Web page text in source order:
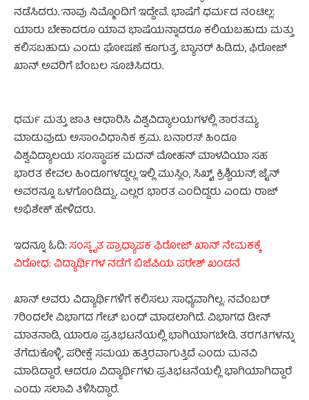
ನಡೆಸಿದರು. ’ನಾವು ನಿಮ್ಮೊಂದಿಗೆ ಇದ್ದೇವೆ. ಭಾಷೆಗೆ ಧರ್ಮದ ನಂಟಿಲ್ಲ’.
ಯಾರು ಬೇಕಾದರೂ ಯಾವ ಭಾಷೆಯನ್ನಾದರೂ ಕಲಿಯಬಹುದು ಮತ್ತು
ಕಲಿಸಬಹುದು ಎಂದು ಘೋಷಣೆ ಕೂಗುತ್ತ, ಬ್ಯಾನರ್‌ ಹಿಡಿದು, ಫಿರೋಜ್‌
ಖಾನ್‌ ಅವರಿಗೆ ಬೆಂಬಲ ಸೂಚಿಸಿದರು.
ಧರ್ಮ ಮತ್ತು ಜಾತಿ ಆಧಾರಿಸಿ ವಿಶ್ವವಿದ್ಯಾಲಯಗಳಲ್ಲಿ ತಾರತಮ್ಯ
ಮಾಡುವುದು ಅಸಾಂವಿಧಾನಿಕ ಕ್ರಮ. ಬನಾರಸ್‌ ಹಿಂದೂ
ವಿಶ್ವವಿದ್ಯಾಲಯ ಸಂಸ್ಥಾಪಕ ಮದನ್‌ ಮೋಹನ್‌ ಮಾಳವಿಯಾ ಸಹ
ಭಾರತ ಕೇವಲ ಹಿಂದೂಗಳದ್ದಲ್ಲ ಇಲ್ಲಿ ಮುಸ್ಲಿಂ, ಸಿಖ್ಖ್‌, ಕ್ರಿಶ್ಚಿಯನ್‌, ಜೈನ್‌
ಅವರನ್ನೂ ಒಳಗೊಂಡಿದ್ದು, ಎಲ್ಲರ ಭಾರತ ಎಂದಿದ್ದರು ಎಂದು ರಾಜ್‌
ಅಭಿಶೇಕ್‌ ಹೇಳಿದರು.
ಇದನ್ನೂ ಓದಿ:ಸಂಸ್ಕೃತ ಪ್ರಾಧ್ಯಾಪಕ ಫಿರೋಜ್‌ ಖಾನ್ ನೇಮಕಕ್ಕೆ
ವಿರೋಧ: ವಿದ್ಯಾರ್ಥಿಗಳ ನಡೆಗೆ ಬಿಜೆಪಿಯ ಪರೇಶ್‌ ಖಂಡನೆ
ಖಾನ್‌ ಅವರು ವಿದ್ಯಾರ್ಥಿಗಳಿಗೆ ಕಲಿಸಲು ಸಾಧ್ಯವಾಗಿಲ್ಲ. ನವೆಂಬರ್‌
7ರಿಂದಲೇ ವಿಭಾಗದ ಗೇಟ್‌ ಬಂದ್‌ ಮಾಡಲಾಗಿದೆ. ವಿಭಾಗದ ಡೀನ್‌
ಮಾತನಾಡಿ, ಯಾರೂ ಪ್ರತಿಭಟನೆಯಲ್ಲಿ ಭಾಗಿಯಾಗಬೇಡಿ. ತರಗತಿಗಳನ್ನು
ತೆಗೆದುಕೊಳ್ಳಿ, ಪರೀಕ್ಷೆ ಸಮಯ ಹತ್ತಿರವಾಗುತ್ತಿದೆ ಎಂದು ಮನವಿ
ಮಾಡಿದ್ದಾರೆ. ಆದರೂ ವಿದ್ಯಾರ್ಥಿಗಳು ಪ್ರತಿಭಟನೆಯಲ್ಲಿ ಭಾಗಿಯಾಗಿದ್ದಾರೆ
ಎಂದು ಸಲಾವಿ ತಿಳಿಸಿದ್ದಾರೆ.